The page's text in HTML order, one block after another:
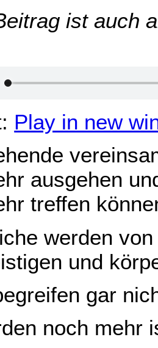
ist auch
Play in new
ausgehen
treffen
werden
und
gar
noch mehr